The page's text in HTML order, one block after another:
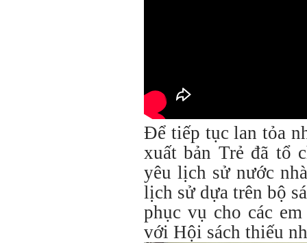
Để tiếp tục lan tỏa
xuất bản Trẻ đã tổ
yêu lịch sử nước
lịch sử dựa trên bộ
phục vụ cho các
với Hội sách thiếu